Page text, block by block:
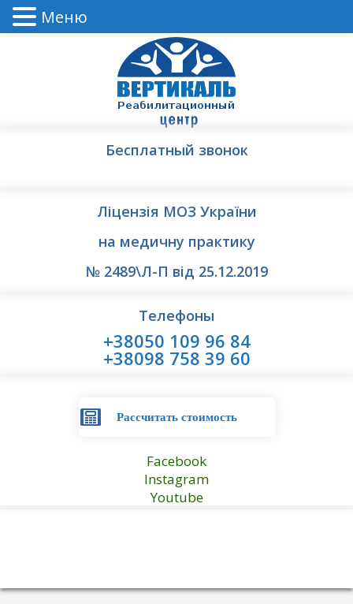
Бесплатный звонок
Ліцензія МОЗ України
на медичну практику
№ 2489\Л-П від 25.12.2019
Телефоны
+38050 109 96 84
+38098 758 39 60
Рассчитать стоимость
Facebook
Instagram
Youtube
Меню